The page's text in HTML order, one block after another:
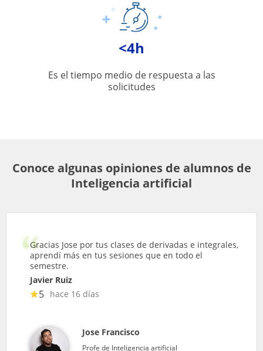
<4h
Es el tiempo medio de respuesta a las
solicitudes
Conoce algunas opiniones de alumnos de
Inteligencia artificial
Gracias Jose por tus clases de derivadas e integrales,
aprendí más en tus sesiones que en todo el
semestre.
Javier Ruiz
5 hace 16 días
Jose Francisco
Profe de Inteligencia artificial